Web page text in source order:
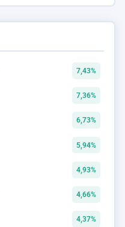
7,43%
7,36%
6,73%
5,94%
4,93%
4,66%
4,37%